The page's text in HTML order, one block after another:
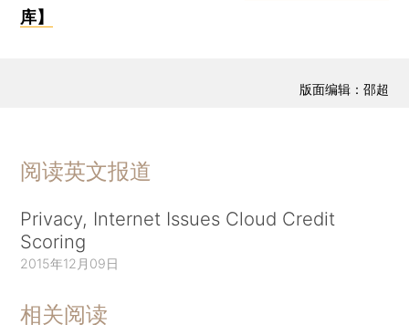
库】
版面编辑：邵超
阅读英文报道
Privacy, Internet Issues Cloud Credit
Scoring
2015年12月09日
相关阅读